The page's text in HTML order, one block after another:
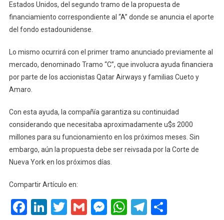
Estados Unidos, del segundo tramo de la propuesta de
financiamiento correspondiente al “A” donde se anuncia el aporte
del fondo estadounidense.
Lo mismo ocurrirá con el primer tramo anunciado previamente al
mercado, denominado Tramo “C”, que involucra ayuda financiera
por parte de los accionistas Qatar Airways y familias Cueto y
Amaro.
Con esta ayuda, la compañía garantiza su continuidad
considerando que necesitaba aproximadamente u$s 2000
millones para su funcionamiento en los próximos meses. Sin
embargo, aún la propuesta debe ser reivsada por la Corte de
Nueva York en los próximos días.
Compartir Artículo en:
Facebook
LinkedIn
Twitter
GmailMessenger
WhatsApp
Telegram